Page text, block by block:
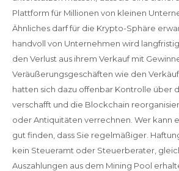
Plattform für Millionen von kleinen
Ähnliches darf für die Krypto-Sphäre
handvoll von Unternehmen wird
den Verlust aus ihrem Verkauf mit
Veräußerungsgeschäften wie den
hatten sich dazu offenbar Kontrolle über
verschafft und die Blockchain
oder Antiquitäten verrechnen. Wer kann
gut finden, dass Sie regelmäßiger.
kein Steueramt oder Steuerberater,
Auszahlungen aus dem Mining Pool